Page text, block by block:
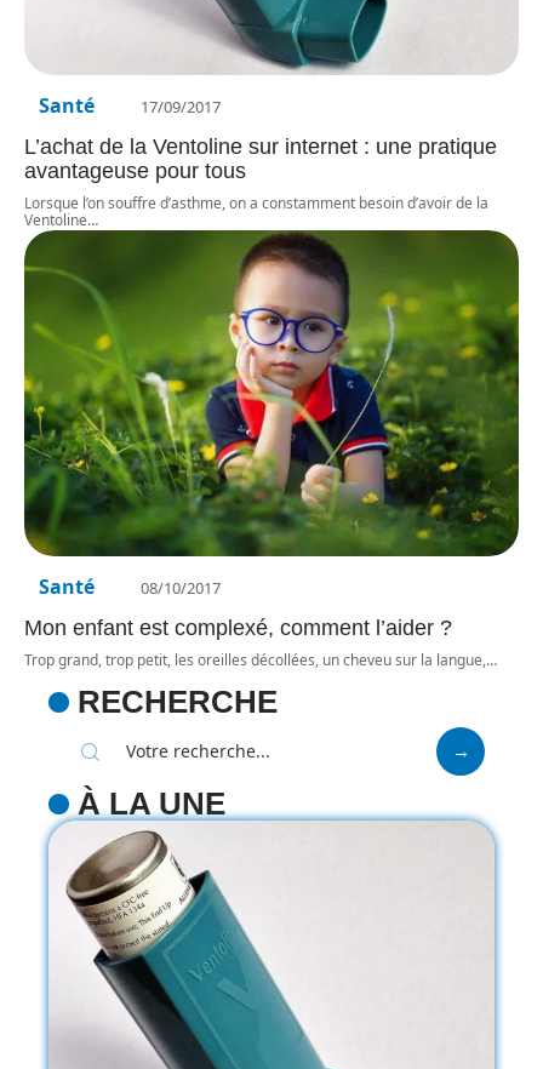
Santé 17/09/2017
L’achat de la Ventoline sur internet : une pratique
avantageuse pour tous
Lorsque l’on souffre d’asthme, on a constamment besoin d’avoir de la
Ventoline…
Santé 08/10/2017
Mon enfant est complexé, comment l’aider ?
Trop grand, trop petit, les oreilles décollées, un cheveu sur la langue,…
RECHERCHE
À LA UNE